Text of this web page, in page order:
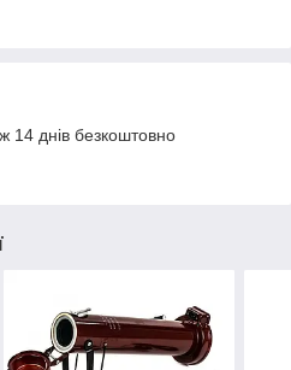
14 днів безкоштовно